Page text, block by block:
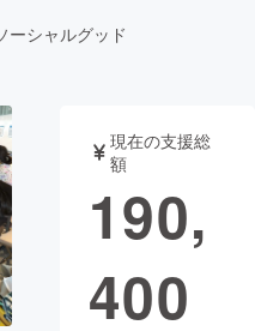
ト
書籍・雑誌
チャレンジ
ーシャルグッド
現在の支援総
額
190,
400